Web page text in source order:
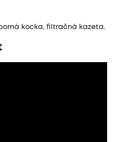
kocka, filtračná kazeta.